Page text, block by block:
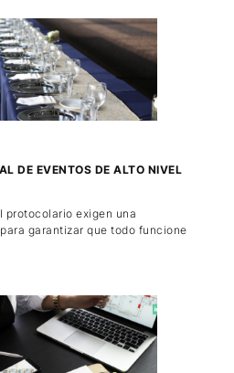
DE EVENTOS DE ALTO NIVEL
protocolario exigen una
garantizar que todo funcione